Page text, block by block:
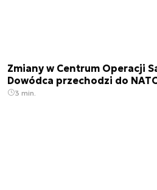
Zmiany w Centrum Operacji
Dowódca przechodzi do
3 min.